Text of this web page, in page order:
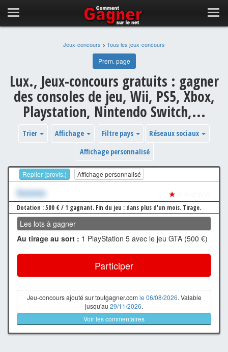
Jeux-concours > Tous les jeux-concours
Prem. page
Lux., Jeux-concours gratuits : gagner
des consoles de jeu, Wii, PS5, Xbox,
Playstation, Nintendo Switch,...
Trier Affichage Filtre pays
Réseaux sociaux
Affichage personnalisé
Replier (provis.) Affichage personnalisé
Xxxxxxx ★
Dotation : 500 € / 1 gagnant. Fin du jeu : dans plus d'un mois. Tirage.
Les lots à gagner
Au tirage au sort : 1 PlayStation 5 avec le jeu GTA (500 €)
Participer
Jeu-concours ajouté sur toutgagner.com le 06/08/2026. Valable
jusqu'au 29/11/2026.
Voir les commentaires